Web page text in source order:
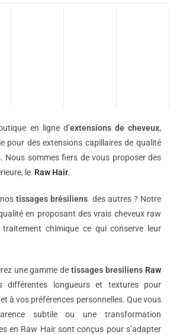
en ligne d’extensions decheveux,
pour des extensions capillaires de qualité
Nous sommes fiers de vous proposer des
le Raw Hair.
tissages brésiliens des autres ? Notre
en proposant des vrais cheveux raw
chimique ce qui conserve leur
une gamme detissages bresiliens Raw
différentes longueurs et textures pour
à vos préférences personnelles. Que vous
subtile ou une transformation
en Raw Hair sont conçus pour s’adapter